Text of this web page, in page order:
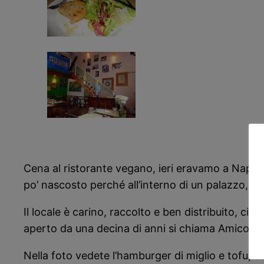
Cena al ristorante vegano, ieri eravamo a
po’ nascosto perché all’interno di un palazzo,
Il locale è carino, raccolto e ben distribuito, ci
aperto da una decina di anni si chiama Amico
Nella foto vedete l’hamburger di miglio e tofu,